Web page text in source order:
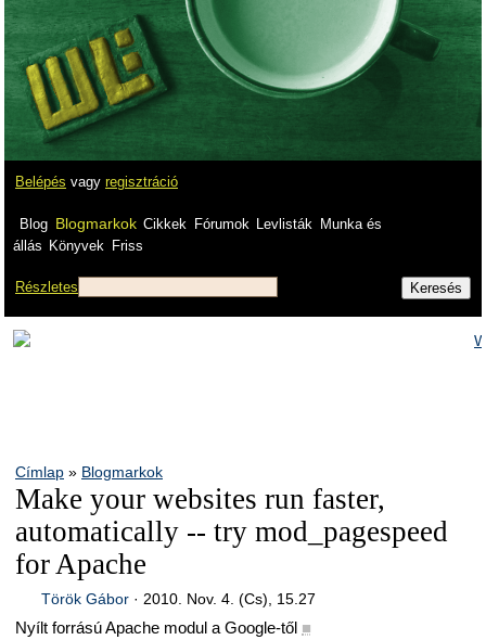
Belépés vagy regisztráció
Blog Blogmarkok Cikkek Fórumok Levlisták
Munka és
állás Könyvek Friss
Részletes
Címlap » Blogmarkok
Make your websites run faster,
automatically -- try mod_pagespeed
for Apache
Török Gábor· 2010. Nov. 4. (Cs), 15.27
Nyílt forrású Apache modul a Google-től ■